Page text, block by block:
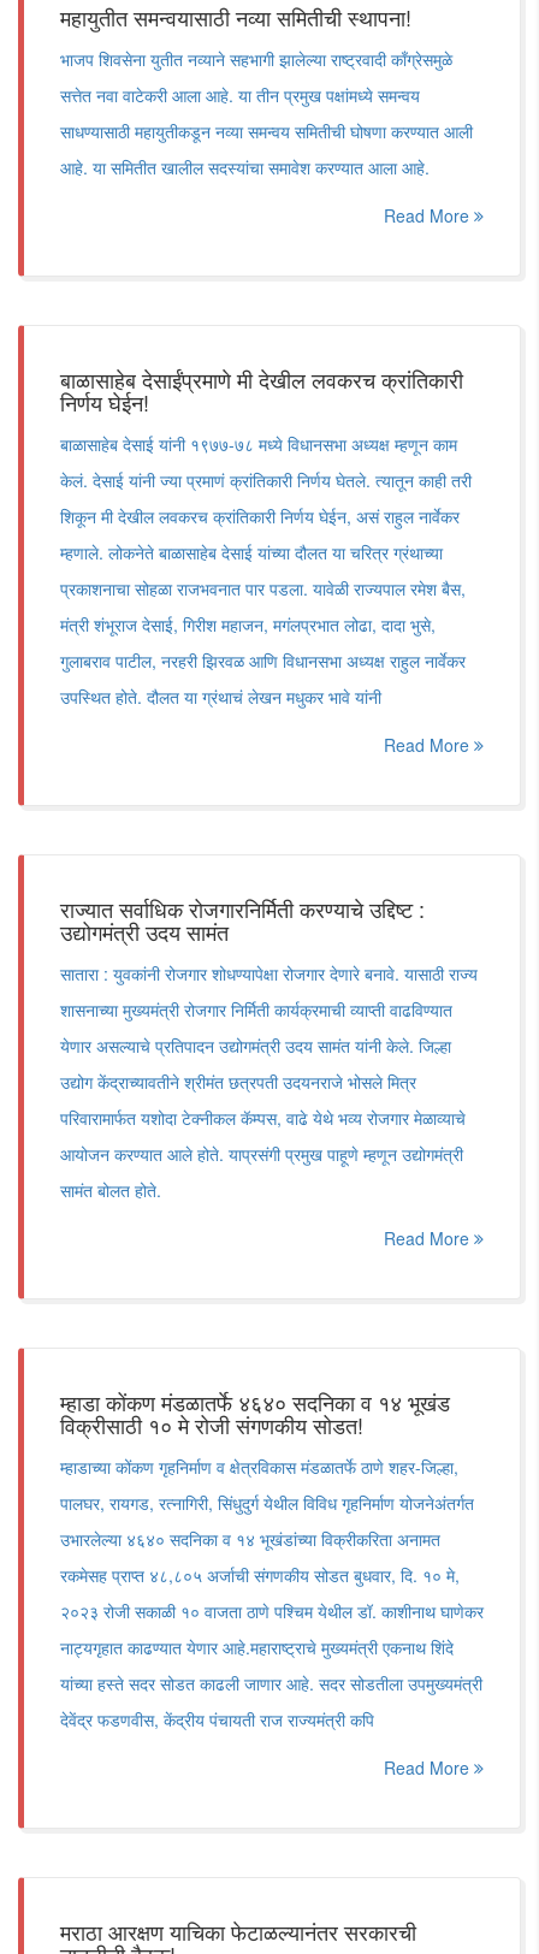
महायुतीत समन्वयासाठी नव्या समितीची स्थापना!
भाजप शिवसेना युतीत नव्याने सहभागी झालेल्या राष्ट्रवादी काँग्रेसमुळे
सत्तेत नवा वाटेकरी आला आहे. या तीन प्रमुख पक्षांमध्ये समन्वय
साधण्यासाठी महायुतीकडून नव्या समन्वय समितीची घोषणा करण्यात आली
आहे. या समितीत खालील सदस्यांचा समावेश करण्यात आला आहे.
Read More
बाळासाहेब देसाईंप्रमाणे मी देखील लवकरच क्रांतिकारी
निर्णय घेईन!
बाळासाहेब देसाई यांनी १९७७-७८ मध्ये विधानसभा अध्यक्ष म्हणून काम
केलं. देसाई यांनी ज्या प्रमाणं क्रांतिकारी निर्णय घेतले. त्यातून काही तरी
शिकून मी देखील लवकरच क्रांतिकारी निर्णय घेईन, असं राहुल नार्वेकर
म्हणाले. लोकनेते बाळासाहेब देसाई यांच्या दौलत या चरित्र ग्रंथाच्या
प्रकाशनाचा सोहळा राजभवनात पार पडला. यावेळी राज्यपाल रमेश बैस,
मंत्री शंभूराज देसाई, गिरीश महाजन, मगंलप्रभात लोढा, दादा भुसे,
गुलाबराव पाटील, नरहरी झिरवळ आणि विधानसभा अध्यक्ष राहुल नार्वेकर
उपस्थित होते. दौलत या ग्रंथाचं लेखन मधुकर भावे यांनी
Read More
राज्यात सर्वाधिक रोजगारनिर्मिती करण्याचे उद्दिष्ट :
उद्योगमंत्री उदय सामंत
सातारा : युवकांनी रोजगार शोधण्यापेक्षा रोजगार देणारे बनावे. यासाठी राज्य
शासनाच्या मुख्यमंत्री रोजगार निर्मिती कार्यक्रमाची व्याप्ती वाढविण्यात
येणार असल्याचे प्रतिपादन उद्योगमंत्री उदय सामंत यांनी केले. जिल्हा
उद्योग केंद्राच्यावतीने श्रीमंत छत्रपती उदयनराजे भोसले मित्र
परिवारामार्फत यशोदा टेक्नीकल कॅम्पस, वाढे येथे भव्य रोजगार मेळाव्याचे
आयोजन करण्यात आले होते. याप्रसंगी प्रमुख पाहूणे म्हणून उद्योगमंत्री
सामंत बोलत होते.
Read More
म्हाडा कोंकण मंडळातर्फे ४६४० सदनिका व १४ भूखंड
विक्रीसाठी १० मे रोजी संगणकीय सोडत!
म्हाडाच्या कोंकण गृहनिर्माण व क्षेत्रविकास मंडळातर्फे ठाणे शहर-जिल्हा,
पालघर, रायगड, रत्नागिरी, सिंधुदुर्ग येथील विविध गृहनिर्माण योजनेअंतर्गत
उभारलेल्या ४६४० सदनिका व १४ भूखंडांच्या विक्रीकरिता अनामत
रकमेसह प्राप्त ४८,८०५ अर्जाची संगणकीय सोडत बुधवार, दि. १० मे,
२०२३ रोजी सकाळी १० वाजता ठाणे पश्चिम येथील डॉ. काशीनाथ घाणेकर
नाट्यगृहात काढण्यात येणार आहे.महाराष्ट्राचे मुख्यमंत्री एकनाथ शिंदे
यांच्या हस्ते सदर सोडत काढली जाणार आहे. सदर सोडतीला उपमुख्यमंत्री
देवेंद्र फडणवीस, केंद्रीय पंचायती राज राज्यमंत्री कपि
Read More
मराठा आरक्षण याचिका फेटाळल्यानंतर सरकारची